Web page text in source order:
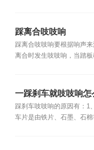
踩离合吱吱响
踩离合吱吱响要根据响声
离合时发生吱吱响，当踏板
一踩刹车就吱吱响怎
踩刹车吱吱响的原因有：1
车片是由铁片、石墨、石棉